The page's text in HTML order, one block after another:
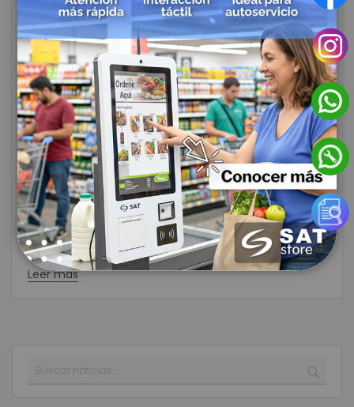
El uso de la biometría es amplio y común. Muchas
actividades que se llevan a cabo diariamente
dependen de ella, por lo que su implementación o
actualización en las empresas es totalmente
transparente para el personal. Incluso, su uso
beneficia tanto a trabajadores como a empleadores.
¿Cómo funciona la biometría en los
controles de acceso y asistencia
empresarial?
En palabras sencillas, la base de la biometría es
convertir una característica única física de cada
persona en una especie de identificador, también
único.
Leer más
Buscar